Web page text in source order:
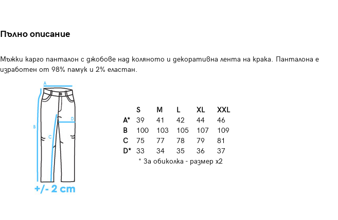
Пълно описание
Мъжки карго панталон с джобове над коляното и декоративна лента на крака. Панталона е
изработен от 98% памук и 2% еластан.
S M L XL
XXL
A*
39 41 42 44
46
B
100 103 105 107
109
C
75 77 78 79
81
D*
33 34 35 36
37
* За обиколка - размер х2